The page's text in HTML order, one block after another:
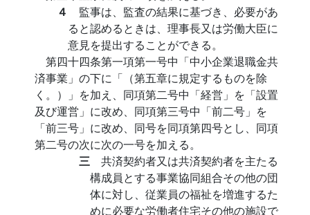
４ 監事は、監査の結果に基づき、必要があ
ると認めるときは、理事長又は労働大臣に
意見を提出することができる。
第四十四条第一項第一号中「中小企業退職金共
済事業」の下に「（第五章に規定するものを除
く。）」を加え、同項第二号中「経営」を「設置
及び運営」に改め、同項第三号中「前二号」を
「前三号」に改め、同号を同項第四号とし、同項
第二号の次に次の一号を加える。
三 共済契約者又は共済契約者を主たる
構成員とする事業協同組合その他の団
体に対し、従業員の福祉を増進するた
めに必要な労働者住宅その他の施設で